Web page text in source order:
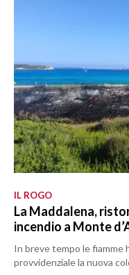
IL ROGO
La Maddalena,
incendio a Monte
In breve tempo le fiamme
provvidenziale la nuova